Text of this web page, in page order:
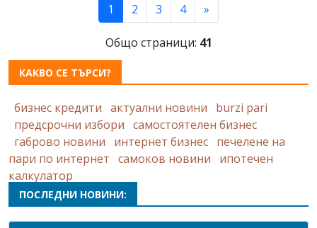
1 (current)
2 3 4 »
Общо страници: 41
КАКВО СЕ ТЪРСИ?
бизнес кредити актуални новини
burzi pari
предсрочни избори самостоятелен бизнес
габрово новини
интернет бизнес печелене на
пари по интернет самоков новини
ипотечен
калкулатор
ПОСЛЕДНИ НОВИНИ: